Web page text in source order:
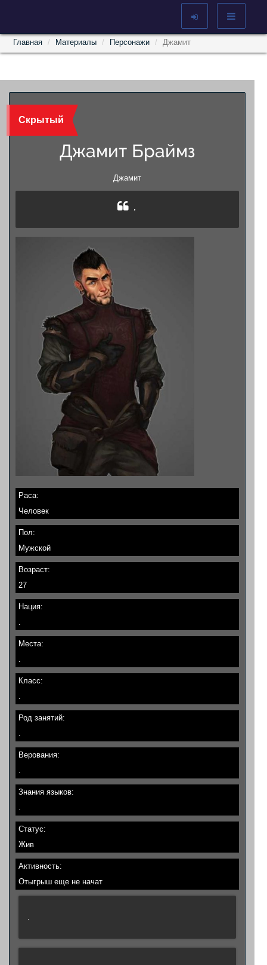
Главная Материалы Персонажи Джамит
Скрытый
Джамит Браймз
Джамит
.
Раса:
Человек
Пол:
Мужской
Возраст:
27
Нация:
.
Места:
.
Класс:
.
Род занятий:
.
Верования:
.
Знания языков:
.
Статус:
Жив
Активность:
Отыгрыш еще не начат
.